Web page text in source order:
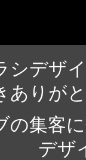
シデザ
ありが
の集客
デザ